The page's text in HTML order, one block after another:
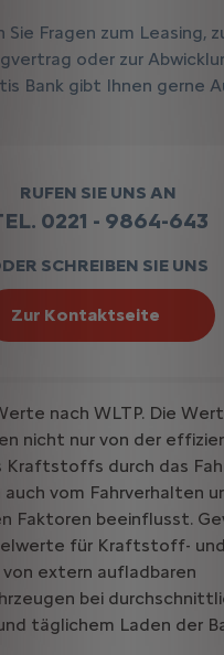
Sie Fragen zum Leasing,
oder zur
Bank gibt Ihnen gerne
RUFEN SIE UNS AN
0221 - 9864-643
SCHREIBEN SIE UNS
Zur Kontaktseite
nach WLTP. Die
nicht nur von der
Kraftstoffs durch das
vom Fahrverhalten
Faktoren beeinflusst.
für Kraftstoff- und
extern aufladbaren
bei
täglichem Laden der